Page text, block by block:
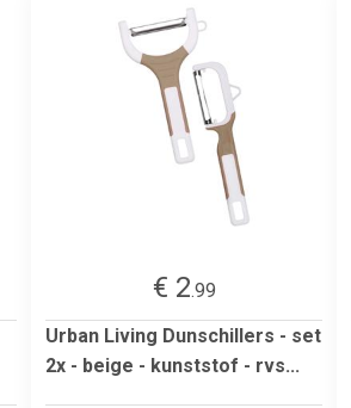
€ 2.99
Urban Living Dunschillers - set
2x - beige - kunststof - rvs...